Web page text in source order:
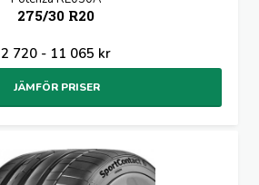
275/30 R20
2 720 - 11 065 kr
JÄMFÖR PRISER